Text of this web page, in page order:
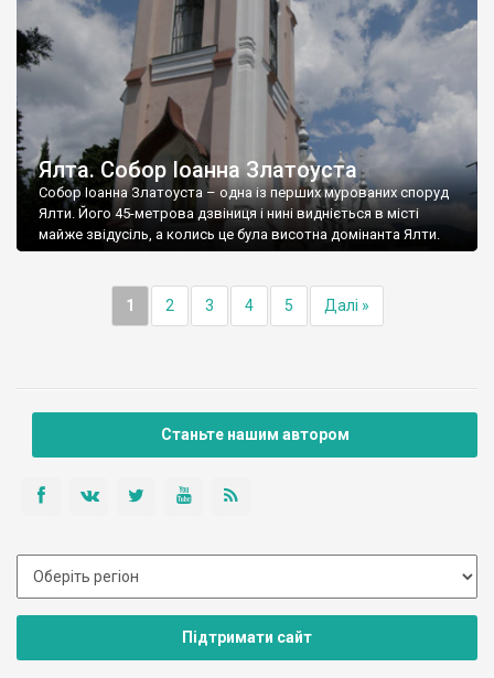
Ялта. Собор Іоанна Златоуста
Собор Іоанна Златоуста – одна із перших мурованих споруд
Ялти. Його 45-метрова дзвіниця і нині видніється в місті
майже звідусіль, а колись це була висотна домінанта Ялти.
1 2 3 4 5 Далі »
Станьте нашим автором
Підтримати сайт